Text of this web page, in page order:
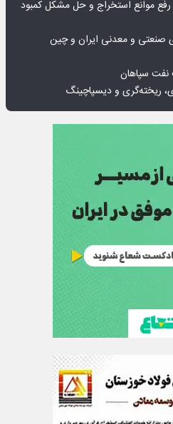
موانع استخراج و حل مشکل کمبود
صنعتی و معدنی ایران و چین
نفت سپاهان
ریخته‌گری و دیسپاچینگ